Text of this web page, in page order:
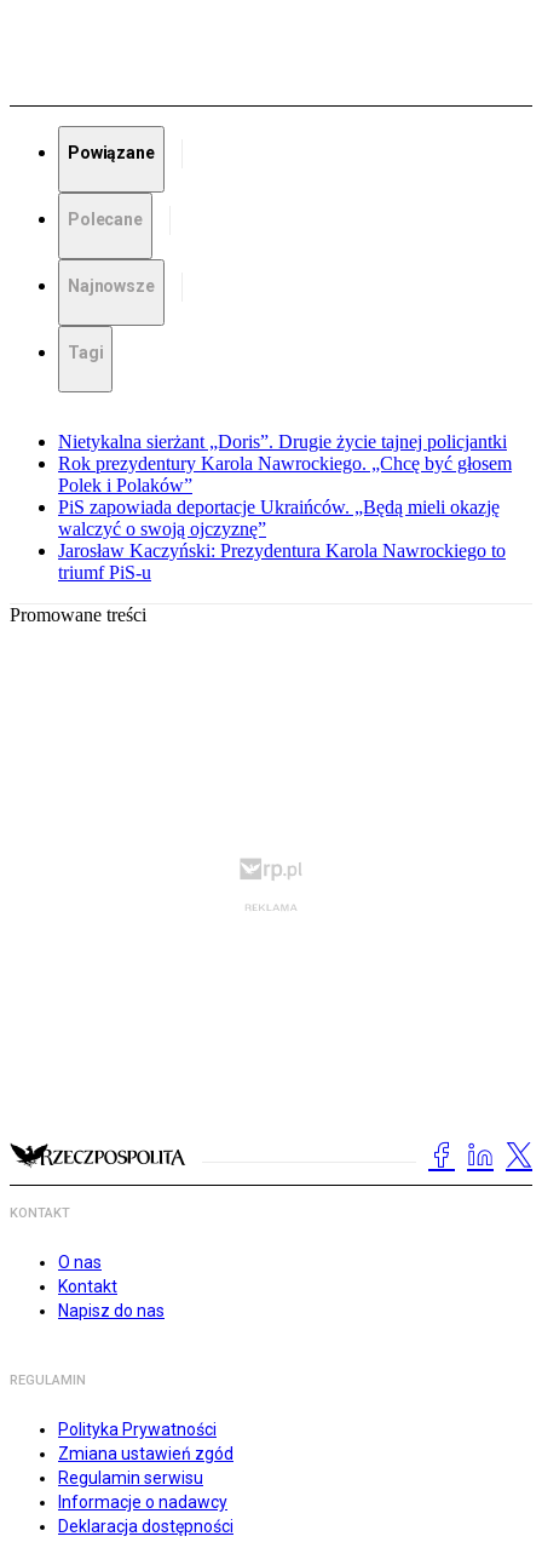
Powiązane
Polecane
Najnowsze
Tagi
Nietykalna sierżant „Doris”. Drugie życie tajnej policjantki
Rok prezydentury Karola Nawrockiego. „Chcę być głosem
Polek i Polaków”
PiS zapowiada deportacje Ukraińców. „Będą mieli okazję
walczyć o swoją ojczyznę”
Jarosław Kaczyński: Prezydentura Karola Nawrockiego to
triumf PiS-u
Promowane treści
KONTAKT
O nas
Kontakt
Napisz do nas
REGULAMIN
Polityka Prywatności
Zmiana ustawień zgód
Regulamin serwisu
Informacje o nadawcy
Deklaracja dostępności